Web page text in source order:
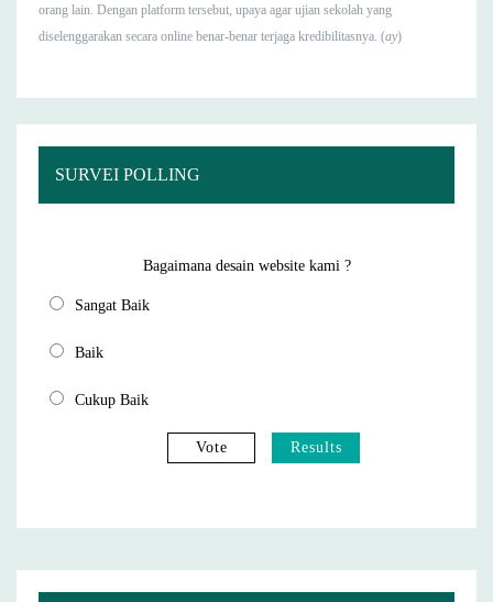
orang lain. Dengan platform tersebut, upaya agar ujian sekolah yang
diselenggarakan secara online benar-benar terjaga kredibilitasnya. (ay)
SURVEI POLLING
Bagaimana desain website kami ?
Sangat Baik
Baik
Cukup Baik
Vote Results